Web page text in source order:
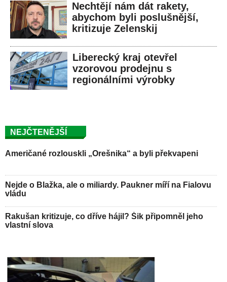
Nechtějí nám dát rakety,
abychom byli poslušnější,
kritizuje Zelenskij
Liberecký kraj otevřel
vzorovou prodejnu s
regionálními výrobky
NEJČTENĚJŠÍ
Američané rozlouskli „Orešnika“ a byli překvapeni
Nejde o Blažka, ale o miliardy. Paukner míří na Fialovu
vládu
Rakušan kritizuje, co dříve hájil? Šik připomněl jeho
vlastní slova